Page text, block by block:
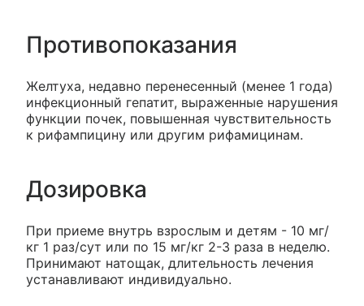
Противопоказания
Желтуха, недавно перенесенный (менее 1 года)
инфекционный гепатит, выраженные нарушения
функции почек, повышенная чувствительность
к рифампицину или другим рифамицинам.
Дозировка
При приеме внутрь взрослым и детям - 10 мг/
кг 1 раз/сут или по 15 мг/кг 2-3 раза в неделю.
Принимают натощак, длительность лечения
устанавливают индивидуально.